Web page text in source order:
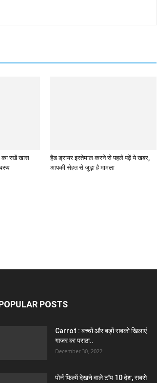
का रखें खास
हैंड ड्रायर इस्तेमाल करने से पहले पढ़ें ये खबर,
आपकी सेहत से जुड़ा है मामला
POSTS
Carrot : बच्चों और बड़ों सबको खिलाएं
गाजर का पराठा..
December 30, 2022
पोर्न फिल्में देखने वाले टॉप 10 देश, सबसे